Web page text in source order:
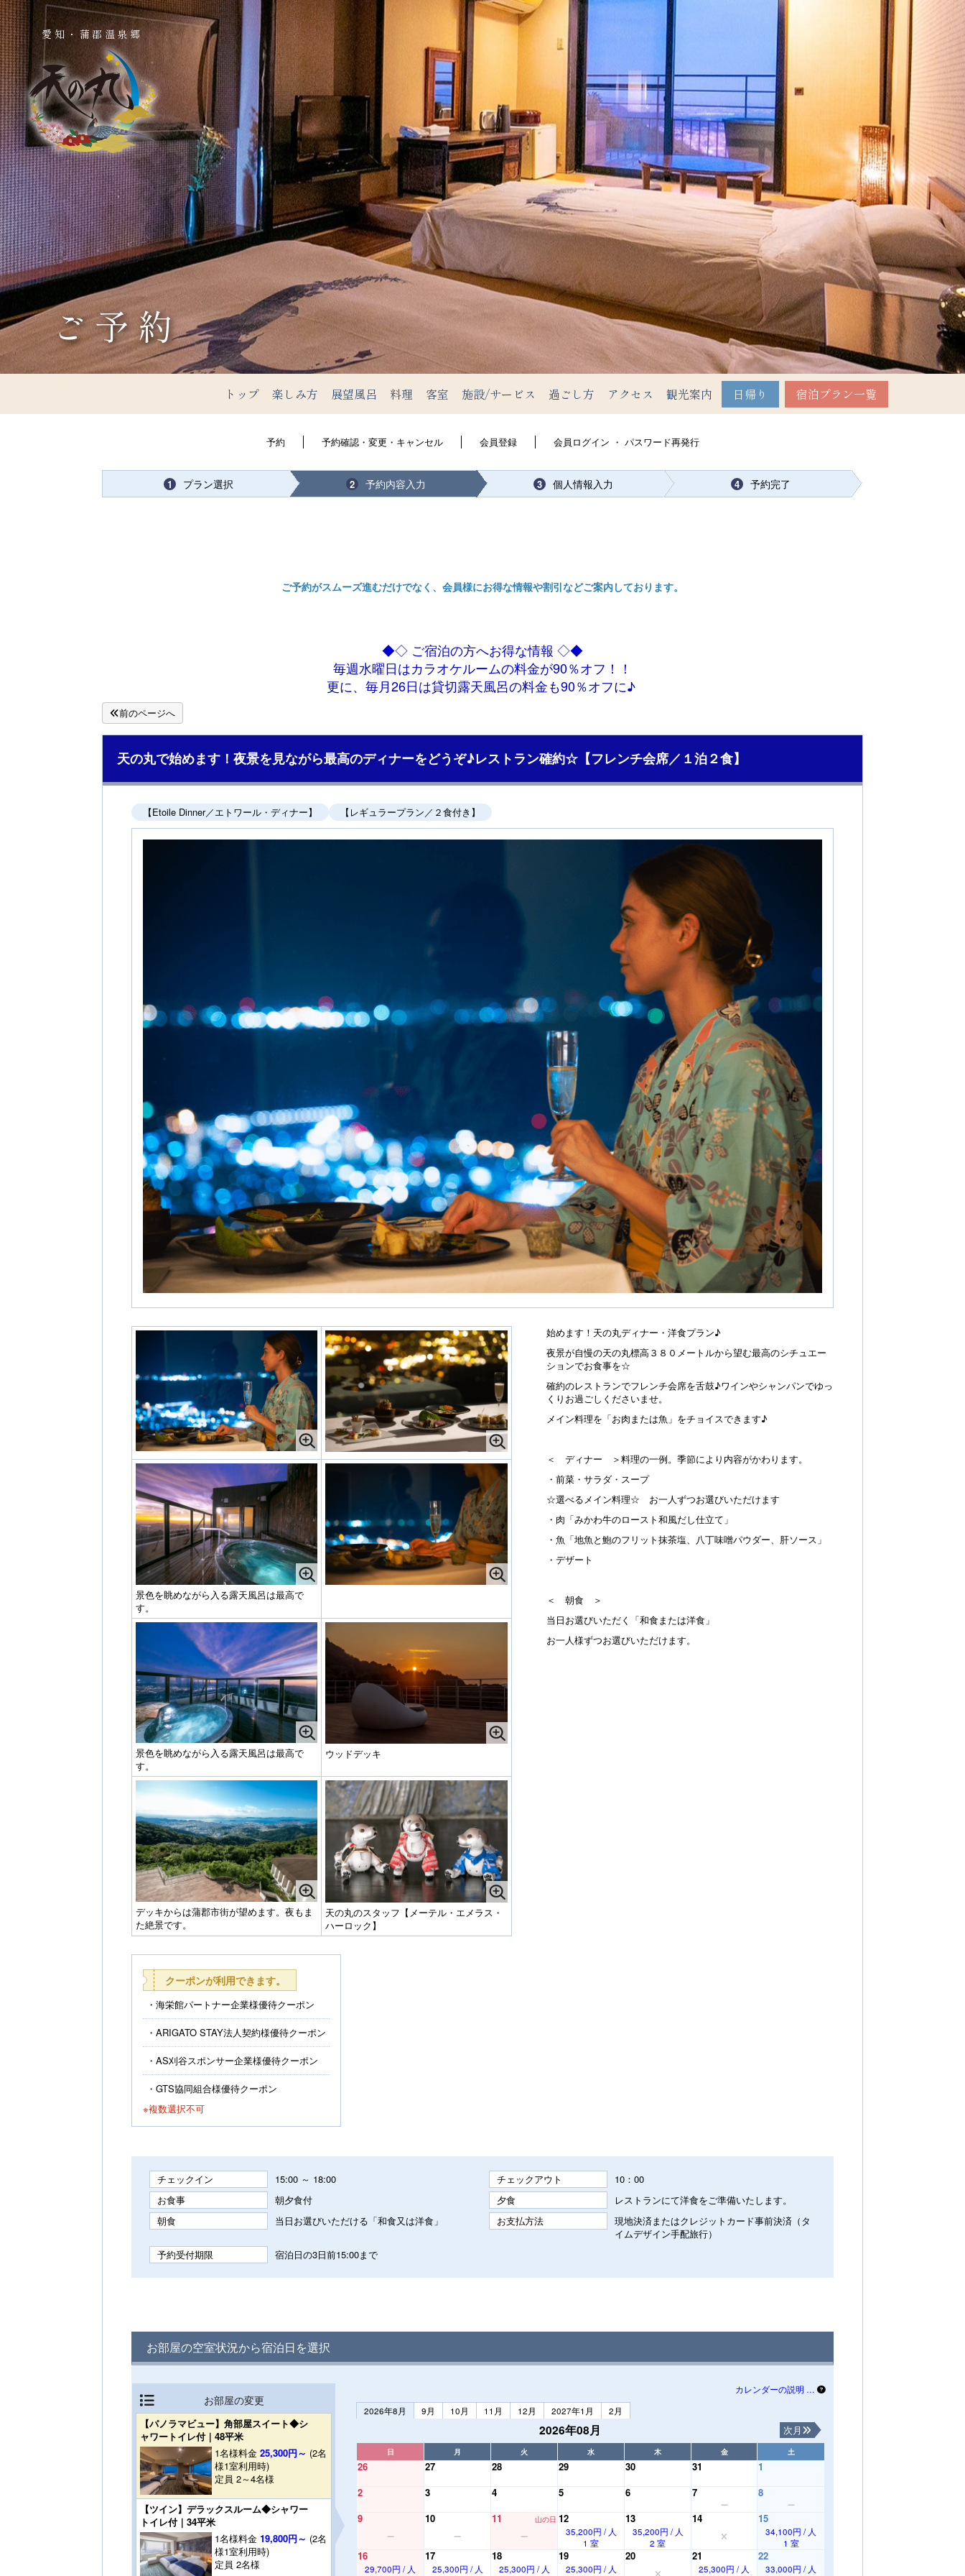
愛知・蒲郡温泉郷
トップ 楽しみ方 展望風呂 料理 客室 施設/サービス 過ごし方 アクセス 観光案内 日帰り 宿泊プラン一覧
ご予約
予約 予約確認・変更・キャンセル 会員登録 会員ログイン ・ パスワード再発行
1 プラン選択 2 予約内容入力 3 個人情報入力 4 予約完了
ご予約がスムーズ進むだけでなく、会員様にお得な情報や割引などご案内しております。
◆◇ ご宿泊の方へお得な情報 ◇◆
毎週水曜日はカラオケルームの料金が90％オフ！！
更に、毎月26日は貸切露天風呂の料金も90％オフに♪
前のページへ
天の丸で始めます！夜景を見ながら最高のディナーをどうぞ♪レストラン確約☆【フレンチ会席／１泊２食】
【Etoile Dinner／エトワール・ディナー】 【レギュラープラン／２食付き】
始めます！天の丸ディナー・洋食プラン♪
夜景が自慢の天の丸標高３８０メートルから望む最高のシチュエー
ションでお食事を☆
確約のレストランでフレンチ会席を舌鼓♪ワインやシャンパンでゆっ
くりお過ごしくださいませ。
メイン料理を「お肉または魚」をチョイスできます♪
＜ ディナー ＞料理の一例。季節により内容がかわります。
・前菜・サラダ・スープ
☆選べるメイン料理☆ お一人ずつお選びいただけます
・肉「みかわ牛のロースト和風だし仕立て」
・魚「地魚と鮑のフリット抹茶塩、八丁味噌パウダー、肝ソース」
・デザート
＜ 朝食 ＞
当日お選びいただく「和食または洋食」
お一人様ずつお選びいただけます。
景色を眺めながら入る露天風呂は最高で
す。
景色を眺めながら入る露天風呂は最高で
す。
ウッドデッキ
デッキからは蒲郡市街が望めます。夜もま
た絶景です。
天の丸のスタッフ【メーテル・エメラス・
ハーロック】
クーポンが利用できます。
海栄館パートナー企業様優待クーポン
ARIGATO STAY法人契約様優待クーポン
AS刈谷スポンサー企業様優待クーポン
GTS協同組合様優待クーポン
※複数選択不可
チェックイン 15:00 ～ 18:00 チェックアウト
10：00
お食事
朝夕食付 夕食
レストランにて洋食をご準備いたします。
朝食
当日お選びいただける「和食又は洋食」 お支払方法
現地決済またはクレジットカード事前決済（タ
イムデザイン手配旅行）
予約受付期限
宿泊日の3日前15:00まで
お部屋の空室状況から宿泊日を選択
お部屋の変更
【パノラマビュー】角部屋スイート◆シ
ャワートイレ付｜48平米
1名様料金25,300円～ (2名
様1室利用時)
定員 2～4名様
【ツイン】デラックスルーム◆シャワー
トイレ付｜34平米
1名様料金19,800円～ (2名
様1室利用時)
定員 2名様
カレンダーの説明 …
2026年8月
9月 10月 11月 12月 2027年1月 2月
2026年08月 次月
日 月 火 水 木 金 土
26 27 28 29 30 31
1
2
3 4 5 6 7
8
9
10 11 山の日 12
35,200円 / 人
1 室
13
35,200円 / 人
2 室
14 15
34,100円 / 人
1 室
16
29,700円 / 人
17
25,300円 / 人
18
25,300円 / 人
19
25,300円 / 人
20 21
25,300円 / 人
22
33,000円 / 人